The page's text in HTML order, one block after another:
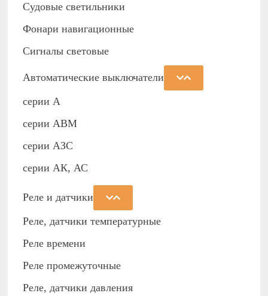
Судовые светильники
Фонари навигационные
Сигналы световые
Автоматические выключатели
серии А
серии АВМ
cерии АЗС
серии АК, АС
Реле и датчики
Реле, датчики температурные
Реле времени
Реле промежуточные
Реле, датчики давления